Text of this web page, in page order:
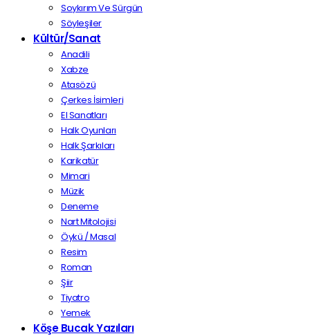
Soykırım Ve Sürgün
Söyleşiler
Kültür/Sanat
Anadili
Xabze
Atasözü
Çerkes İsimleri
El Sanatları
Halk Oyunları
Halk Şarkıları
Karikatür
Mimari
Müzik
Deneme
Nart Mitolojisi
Öykü / Masal
Resim
Roman
Şiir
Tiyatro
Yemek
Köşe Bucak Yazıları